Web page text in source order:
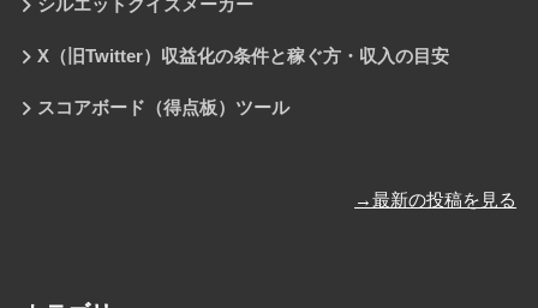
シルエットクイズメーカー
X（旧Twitter）収益化の条件と稼ぐ方・収入の目安
スコアボード（得点板）ツール
→最新の投稿を見る